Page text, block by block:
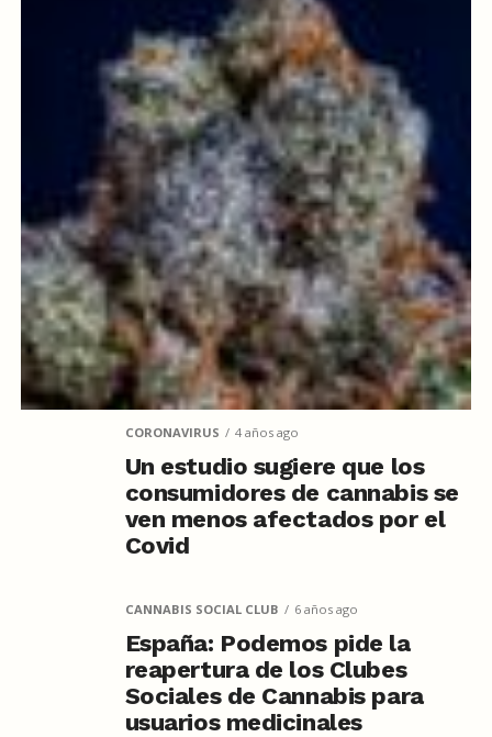
CORONAVIRUS 4 años ago
Un estudio sugiere que los
consumidores de cannabis se
ven menos afectados por el
Covid
CANNABIS SOCIAL CLUB 6 años ago
España: Podemos pide la
reapertura de los Clubes
Sociales de Cannabis para
usuarios medicinales